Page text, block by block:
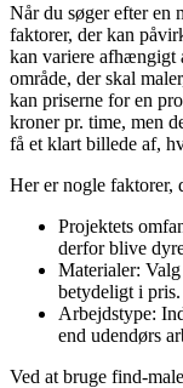
Når du søger efter en
faktorer, der kan
kan variere afhængigt
område, der skal
kan priserne for en
kroner pr. time, men
få et klart billede af,
Her er nogle faktorer,
Projektets
derfor blive
Materialer:
betydeligt i pris.
Arbejdstype:
end udendørs
Ved at bruge find-